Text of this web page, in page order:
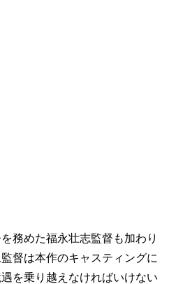
務めた福永壮志監督も加わり
督は本作のキャスティングに
を乗り越えなければいけない